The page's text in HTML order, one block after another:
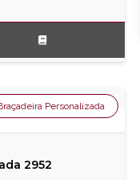
2952
Personalizada